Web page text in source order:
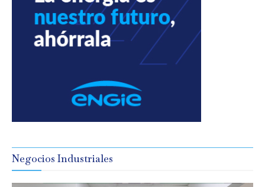
Negocios Industriales